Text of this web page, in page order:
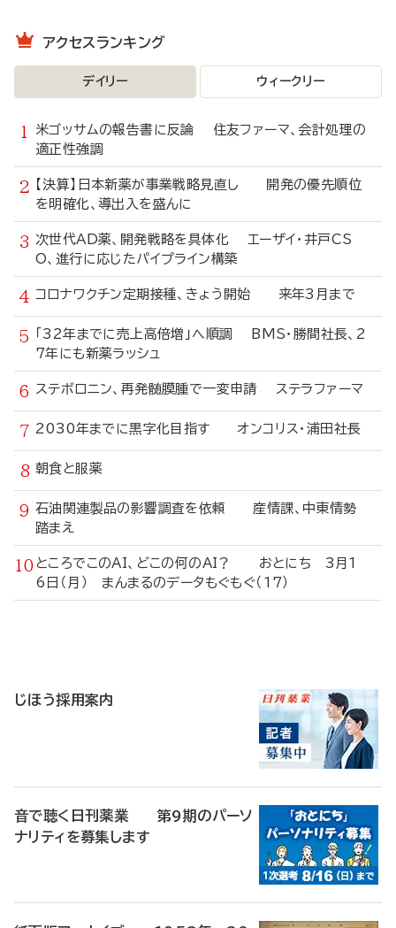
アクセスランキング
デイリー ウィークリー
米ゴッサムの報告書に反論 住友ファーマ、会計処理の
適正性強調
【決算】日本新薬が事業戦略見直し 開発の優先順位
を明確化、導出入を盛んに
次世代AD薬、開発戦略を具体化 エーザイ・井戸CS
O、進行に応じたパイプライン構築
コロナワクチン定期接種、きょう開始 来年3月まで
「32年までに売上高倍増」へ順調 BMS・勝間社長、2
7年にも新薬ラッシュ
ステボロニン、再発髄膜腫で一変申請 ステラファーマ
2030年までに黒字化目指す オンコリス・浦田社長
朝食と服薬
石油関連製品の影響調査を依頼 産情課、中東情勢
踏まえ
ところでこのAI、どこの何のAI？ おとにち 3月1
6日（月） まんまるのデータもぐもぐ（17）
じほう採用案内
音で聴く日刊薬業 第9期のパーソ
ナリティを募集します